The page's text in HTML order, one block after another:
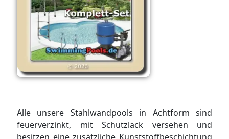
Alle unsere Stahlwandpools in Achtform sind
feuerverzinkt, mit Schutzlack versehen und